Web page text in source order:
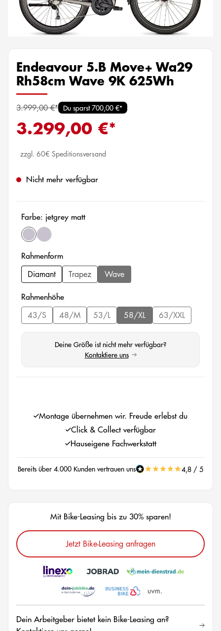
Endeavour 5.B Move+ Wa29
Rh58cm Wave 9K 625Wh
3.999,00 €* Du sparst 700,00 €*
3.299,00 €*
zzgl. 60€ Speditionsversand
Nicht mehr verfügbar
Farbe: jetgrey matt
jetgrey matt
lightgrey matt
Rahmenformauswählen
Diamant Trapez Wave(Diese Option ist zurzeit nicht
Rahmenhöheauswählen
43/S(Diese Option ist zurzeit nicht verfügbar.)
48/M(Diese Option ist zurzeit nicht verfügbar.)
53/L(Diese Option ist zurzeit nicht verfügbar.)
58/XL(Diese Option ist zurzeit
63/XXL(Diese Option
Deine Größe ist nicht mehr verfügbar?
Kontaktiere uns
(öffnet in neuem Tab)
Montage übernehmen wir. Freude erlebst du
Click & Collect verfügbar
Hauseigene Fachwerkstatt
Bereits über 4.000 Kunden vertrauen uns 4,8 / 5
Mit Bike-Leasing bis zu 30% sparen!
Jetzt Bike-Leasing anfragen
Dein Arbeitgeber bietet kein Bike-Leasing an?